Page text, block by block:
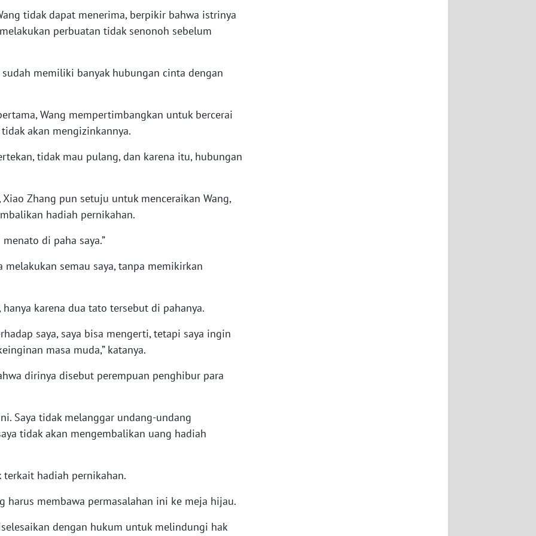
tidak dapat menerima, berpikir bahwa istrinya
perbuatan tidak senonoh sebelum
memiliki banyak hubungan cinta dengan
Wang mempertimbangkan untuk bercerai
akan mengizinkannya.
tidak mau pulang, dan karena itu, hubungan
Zhang pun setuju untuk menceraikan Wang,
hadiah pernikahan.
di paha saya.”
melakukan semau saya, tanpa memikirkan
karena dua tato tersebut di pahanya.
saya, saya bisa mengerti, tetapi saya ingin
masa muda,” katanya.
dirinya disebut perempuan penghibur para
Saya tidak melanggar undang-undang
tidak akan mengembalikan uang hadiah
terkait hadiah pernikahan.
harus membawa permasalahan ini ke meja hijau.
dengan hukum untuk melindungi hak